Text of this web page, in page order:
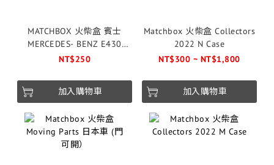
MATCHBOX 火柴盒 賓士
MERCEDES- BENZ E430
WAGON
NT$250
加入購物車
Matchbox 火柴盒 Collectors
2022 N Case
NT$300 ~ NT$1,800
加入購物車